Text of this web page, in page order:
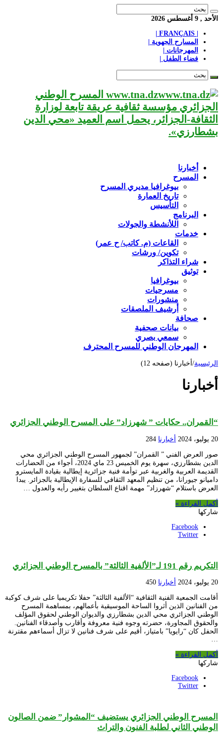
الأحد , 9 أغسطس 2026
المسارح الجهوية |
المهرجانات |
فضاء الطفل |
www.tna.dz المسرح الوطني
الجزائري مؤسسة ثقافية عريقة تابعة لوزارة
الثقافة-الجزائر، يحمل اسم العميد «محي الدين
بشطارزي».
أخبارنا
المسرح
بيوغرافيا مديري المسرح
تاريخ العمارة
التأسيس
البرنامج
اللأنشطة والجولات
خدمات
القاعات (م. كاتب/ ح عمر)
تكوين/ ورشات
شراء التذاكر
توثيق
بيوغرافيا
مسرحيات
منشورات
أرشيف الملصقات
صحافة
بيانات صحفية
سمعي بصري
المهرجان الوطني للمسرح المحترف
الرئيسية/ أخبارنا (صفحه 12)
أخبارنا
“القمران.. حكايات ” شهرزاد” على المسرح الوطني الجزائري
20 يوليو، 2024 أخبارنا 284
صور العرض الفني ” القمران” لجمهور المسرح الوطني الجزائري محي
الدين بشطارزي، سهرة يوم الخميس 23 ماي 2024، أجواء من الحضارات
القديمة العربية والغربية عبر توأمة فنية جزائرية إيطالية بقيادة المايسترو
داميانو جيورانا، من تنظيم المعهد الثقافي للسفارة الإيطالية بالجزائر. يبدا
العرض باستلام “شهرزاد” مهمة اقناع السلطان بتغيير رأيه والعدول …
أكمل القراءة »
شاركها
Facebook
Twitter
التكريم رقم 191 لـ”الألفية الثالثة” بالمسرح الوطني الجزائري
20 يوليو، 2024 أخبارنا 450
أقامت الجمعية الفنية الثقافية “الألفية الثالثة” حفلا تكريميا على شرف كوكبة
من الفنانين الذين أثروا الساحة الموسيقية بأعمالهم، بمساهمة المسرح
الوطني الجزائري محي الدين بشطارزي والديوان الوطني لحقوق المؤلف
والحقوق المجاورة، حضرته وجوه فنية معروفة وأقارب وأصدقاء الفنانين.
الحفل كان “رايويا” بامتياز، أقيم على شرف فنانين لا تزال أسماءهم مقترنة
أكمل القراءة »
شاركها
Facebook
Twitter
المسرح الوطني الجزائري يستضيف “المشوار” ضمن الصالون
الوطني الثاني لطلبة الفنون والتراث